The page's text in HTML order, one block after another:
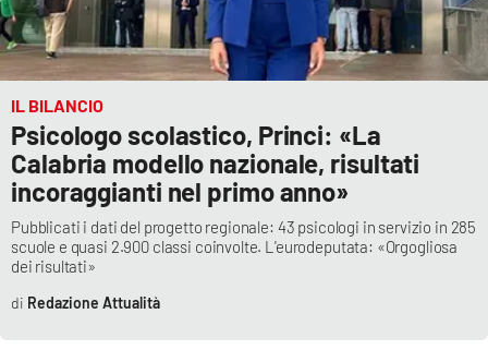
Sanità
Società
Sport
RUBRICHE
Good Morning Vietnam
IL BILANCIO
Psicologo scolastico, Princi: «La
Calabria modello nazionale, risultati
incoraggianti nel primo anno»
Pubblicati i dati del progetto regionale: 43 psicologi in servizio in 285
scuole e quasi 2.900 classi coinvolte. L'eurodeputata: «Orgogliosa
dei risultati»
Redazione Attualità